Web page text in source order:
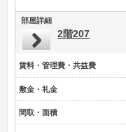
部屋詳細
2階207
賃料・管理費・共益費
敷金・礼金
間取・面積